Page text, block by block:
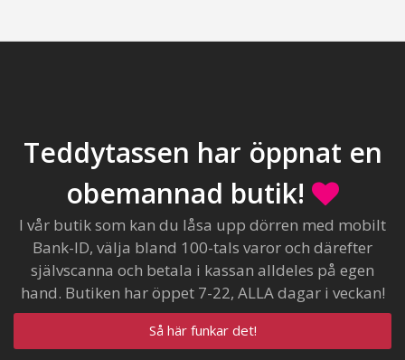
Teddytassen har öppnat en
obemannad butik!
I vår butik som kan du låsa upp dörren med mobilt
Bank-ID, välja bland 100-tals varor och därefter
självscanna och betala i kassan alldeles på egen
hand. Butiken har öppet 7-22, ALLA dagar i veckan!
Så här funkar det!